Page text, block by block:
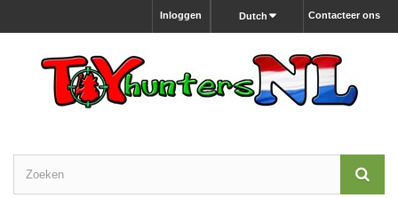
Contacteer ons
Dutch
Inloggen